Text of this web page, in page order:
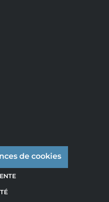
de cookies